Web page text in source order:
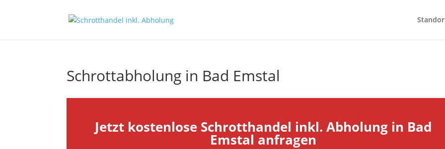
Schrottabholung in Bad Emstal
Jetzt kostenlose Schrotthandel inkl. Abholung in Bad
Emstal anfragen